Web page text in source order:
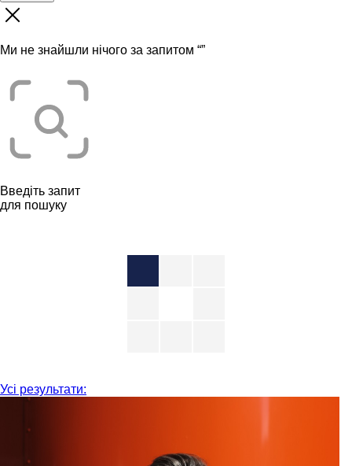
Ми не знайшли нічого за запитом “”
Введіть запит
для пошуку
Усі результати: